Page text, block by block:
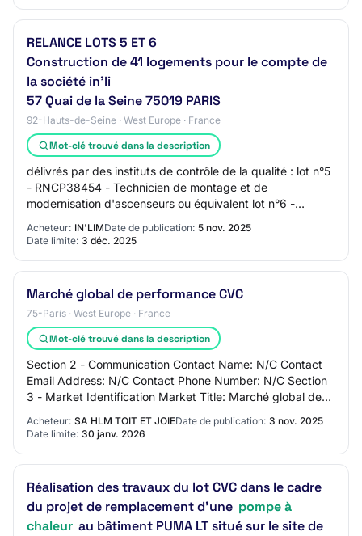
RELANCE LOTS 5 ET 6
Construction de 41 logements pour le compte de
la société in'li
57 Quai de la Seine 75019 PARIS
92-Hauts-de-Seine · West Europe · France
Mot-clé trouvé dans la description
délivrés par des instituts de contrôle de la qualité : lot n°5
- RNCP38454 - Technicien de montage et de
modernisation d'ascenseurs ou équivalent lot n°6 -
Acheteur: IN'LIMDate de publication: 5 nov. 2025
Date limite: 3 déc. 2025
Marché global de performance CVC
75-Paris · West Europe · France
Mot-clé trouvé dans la description
Section 2 - Communication Contact Name: N/C Contact
Email Address: N/C Contact Phone Number: N/C Section
3 - Market Identification Market Title: Marché global de
Acheteur: SA HLM TOIT ET JOIEDate de publication: 3 nov. 2025
Date limite: 30 janv. 2026
Réalisation des travaux du lot CVC dans le cadre
du projet de remplacement d’une pompe à
chaleur au bâtiment PUMA LT situé sur le site de